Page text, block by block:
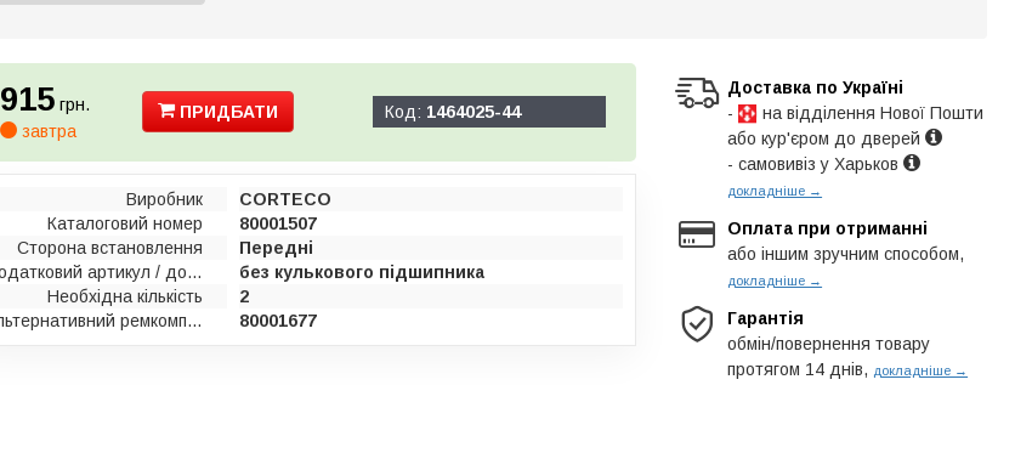
915 грн.
завтра
ПРИДБАТИ Код: 1464025-44
Виробник
CORTECO
Каталоговий номер
80001507
Сторона встановлення
Передні
Додатковий артикул / додаткова інформація 2
без кулькового підшипника
Необхідна кількість
2
Альтернативний ремкомплект
80001677
Доставка по Україні
-
на відділення Нової Пошти
або кур'єром до дверей
- самовивіз у Харьков
докладніше →
Оплата при отриманні
або іншим зручним способом,
докладніше →
Гарантія
обмін/повернення товару
протягом 14 днів, докладніше →